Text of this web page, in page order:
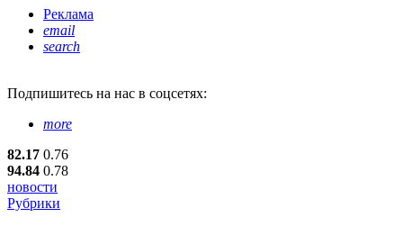
Реклама
email
search
Подпишитесь на нас в соцсетях:
more
82.17 0.76
94.84 0.78
новости
Рубрики